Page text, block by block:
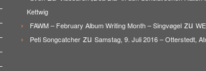
Kettwig
FAWM – February Album Writing Month – Singvøgel zu
Peti Songcatcher zu Samstag, 9. Juli 2016 – Otterstedt,